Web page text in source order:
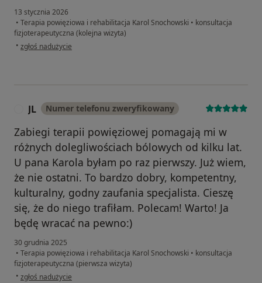
13 stycznia 2026
• Terapia powięziowa i rehabilitacja Karol Snochowski • konsultacja
fizjoterapeutyczna (kolejna wizyta)
• w opinii użytkownika AGATA
zgłoś nadużycie
JL Numer telefonu zweryfikowany
Zabiegi terapii powięziowej pomagają mi w
różnych dolegliwościach bólowych od kilku lat.
U pana Karola byłam po raz pierwszy. Już wiem,
że nie ostatni. To bardzo dobry, kompetentny,
kulturalny, godny zaufania specjalista. Cieszę
się, że do niego trafiłam. Polecam! Warto! Ja
będę wracać na pewno:)
30 grudnia 2025
• Terapia powięziowa i rehabilitacja Karol Snochowski • konsultacja
fizjoterapeutyczna (pierwsza wizyta)
• w opinii użytkownika JL
zgłoś nadużycie